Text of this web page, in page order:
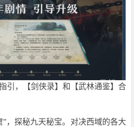
引，【剑侠录】和【武林通鉴】合
，探秘九天秘宝。对决西域的各大